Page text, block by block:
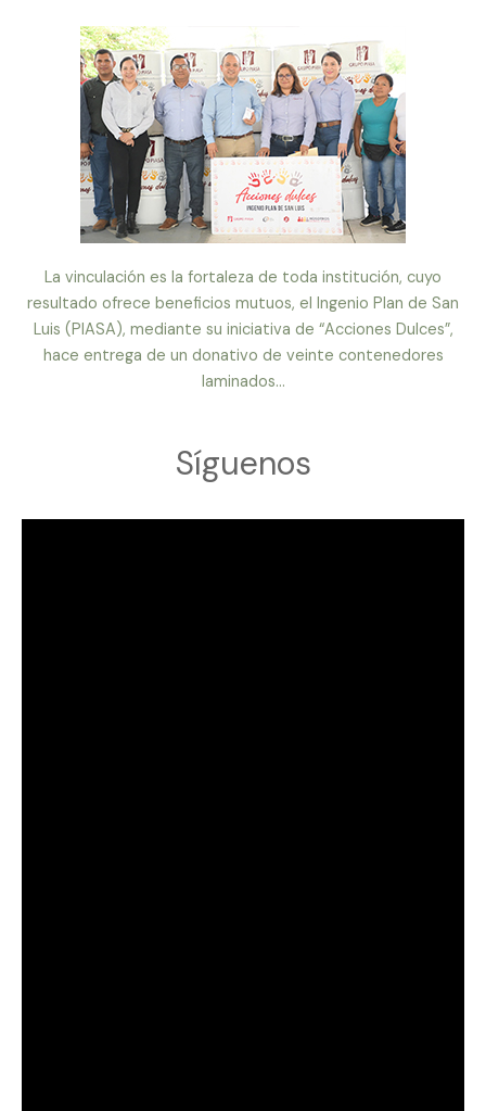
La vinculación es la fortaleza de toda institución, cuyo
resultado ofrece beneficios mutuos, el Ingenio Plan de San
Luis (PIASA), mediante su iniciativa de “Acciones Dulces”,
hace entrega de un donativo de veinte contenedores
laminados...
Síguenos